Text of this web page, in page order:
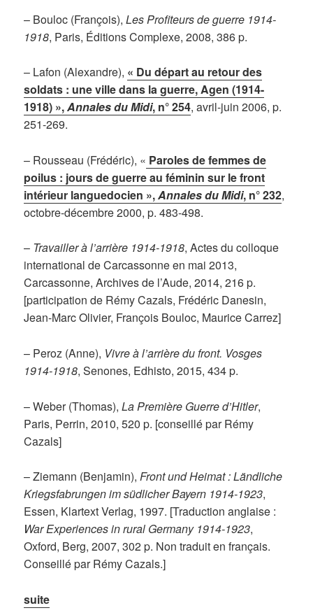
– Bouloc (François),Les Profiteurs de guerre 1914-
1918, Paris, Éditions Complexe, 2008, 386 p.
– Lafon (Alexandre), « Du départ au retour des
soldats : une ville dans la guerre, Agen (1914-
1918) »,Annales du Midi, n° 254, avril-juin 2006, p.
251-269.
– Rousseau (Frédéric), « Paroles de femmes de
poilus : jours de guerre au féminin sur le front
intérieur languedocien »,Annales du Midi, n° 232,
octobre-décembre 2000, p. 483-498.
– Travailler à l’arrière 1914-1918, Actes du colloque
international de Carcassonne en mai 2013,
Carcassonne, Archives de l’Aude, 2014, 216 p.
[participation de Rémy Cazals, Frédéric Danesin,
Jean-Marc Olivier, François Bouloc, Maurice Carrez]
– Peroz (Anne), Vivre à l’arrière du front. Vosges
1914-1918, Senones, Edhisto, 2015, 434 p.
– Weber (Thomas),La Première Guerre d’Hitler,
Paris, Perrin, 2010, 520 p. [conseillé par Rémy
Cazals]
– Ziemann (Benjamin),Front und Heimat : Ländliche
Kriegsfabrungen im südlicher Bayern 1914-1923,
Essen, Klartext Verlag, 1997. [Traduction anglaise :
War Experiences in rural Germany 1914-1923,
Oxford, Berg, 2007, 302 p. Non traduit en français.
Conseillé par Rémy Cazals.]
suite